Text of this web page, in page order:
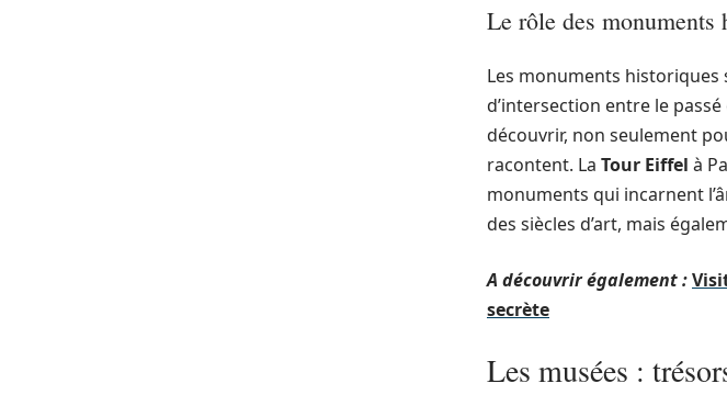
Le rôle des monuments
Les monuments
d’intersection entre le
découvrir, non seulement
racontent. La Tour Eiffel à
monuments qui incarnent
des siècles d’art, mais
A découvrir également :
secrète
Les musées :